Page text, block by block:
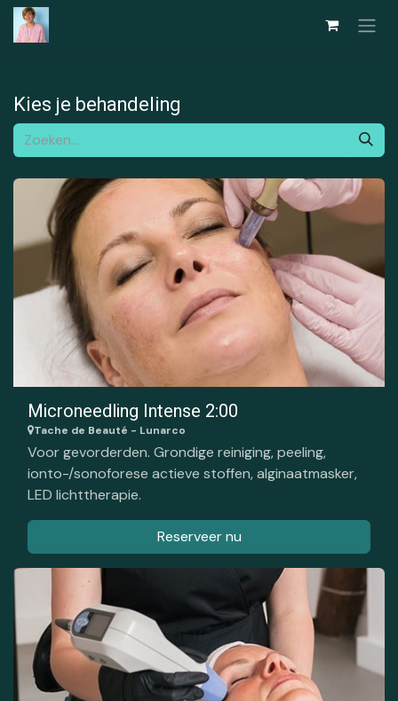
Overslaan naar inhoud
Kies je behandeling
Microneedling Intense 2:00
Tache de Beauté - Lunarco
Voor gevorderden. Grondige reiniging, peeling,
ionto-/sonoforese actieve stoffen, alginaatmasker,
LED lichttherapie.
Reserveer nu